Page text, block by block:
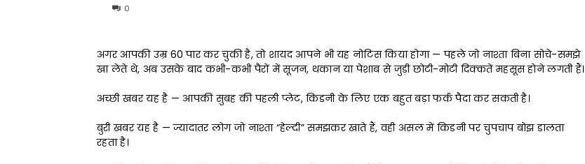
0
अगर आपकी उम्र 60 पार कर चुकी है, तो शायद आपने भी यह नोटिस किया होगा — पहले जो नाश्ता बिना सोचे-समझे
खा लेते थे, अब उसके बाद कभी-कभी पैरों में सूजन, थकान या पेशाब से जुड़ी छोटी-मोटी दिक्कतें महसूस होने लगती हैं।
अच्छी खबर यह है — आपकी सुबह की पहली प्लेट, किडनी के लिए एक बहुत बड़ा फर्क पैदा कर सकती है।
बुरी खबर यह है — ज्यादातर लोग जो नाश्ता “हेल्दी” समझकर खाते हैं, वही असल में किडनी पर चुपचाप बोझ डालता
रहता है।